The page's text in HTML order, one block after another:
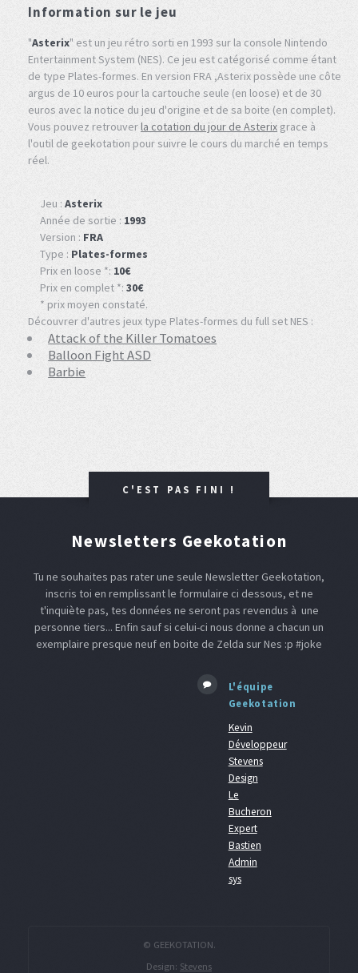
Information sur le jeu
"Asterix" est un jeu rétro sorti en 1993 sur la console Nintendo
Entertainment System (NES). Ce jeu est catégorisé comme étant
de type Plates-formes. En version FRA ,Asterix possède une côte
argus de 10 euros pour la cartouche seule (en loose) et de 30
euros avec la notice du jeu d'origine et de sa boite (en complet).
Vous pouvez retrouverla cotation du jour de Asterix grace à
l'outil de geekotation pour suivre le cours du marché en temps
réel.
Jeu : Asterix
Année de sortie : 1993
Version : FRA
Type : Plates-formes
Prix en loose *: 10€
Prix en complet *: 30€
* prix moyen constaté.
Découvrer d'autres jeux type Plates-formes du full set NES :
Attack of the Killer Tomatoes
Balloon Fight ASD
Barbie
C'EST PAS FINI !
Newsletters Geekotation
Tu ne souhaites pas rater une seule Newsletter Geekotation,
inscris toi en remplissant le formulaire ci dessous, et ne
t'inquiète pas, tes données ne seront pas revendus à une
personne tiers... Enfin sauf si celui-ci nous donne a chacun un
exemplaire presque neuf en boite de Zelda sur Nes :p #joke
L'équipe
Geekotation
Kevin
Développeur
Stevens
Design
Le
Bucheron
Expert
Bastien
Admin
sys
© GEEKOTATION.
Design: Stevens